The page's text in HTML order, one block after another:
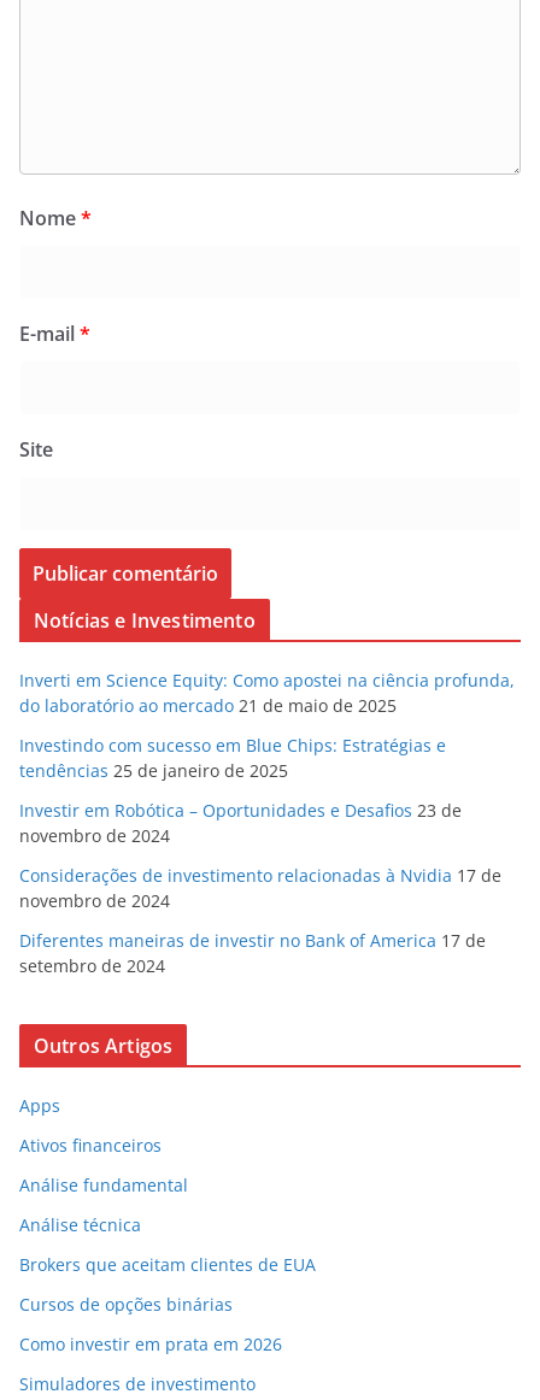
Nome*
E-mail*
Site
Notícias e Investimento
Inverti em Science Equity: Como apostei na ciência profunda,
do laboratório ao mercado 21 de maio de 2025
Investindo com sucesso em Blue Chips: Estratégias e
tendências 25 de janeiro de 2025
Investir em Robótica – Oportunidades e Desafios 23 de
novembro de 2024
Considerações de investimento relacionadas à Nvidia 17 de
novembro de 2024
Diferentes maneiras de investir no Bank of America 17 de
setembro de 2024
Outros Artigos
Apps
Ativos financeiros
Análise fundamental
Análise técnica
Brokers que aceitam clientes de EUA
Cursos de opções binárias
Como investir em prata em 2026
Simuladores de investimento